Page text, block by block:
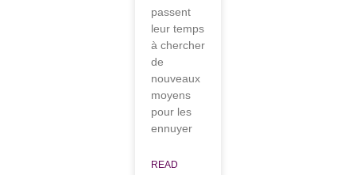
passent
leur temps
à chercher
de
nouveaux
moyens
pour les
ennuyer
READ